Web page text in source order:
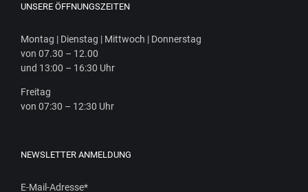
UNSERE ÖFFNUNGSZEITEN
Mon­tag | Diens­tag | Mitt­woch | Donnerstag
von 07.30 – 12.00
und 13:00 – 16:30 Uhr
Frei­tag
von 07:30 – 12:30 Uhr
NEWSLETTER ANMELDUNG
E-Mail-Adresse*